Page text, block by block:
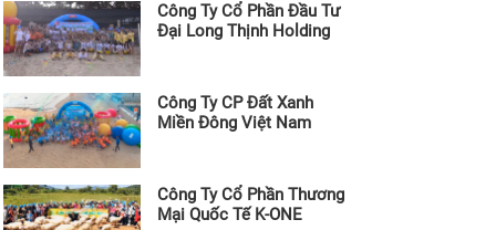
Công Ty Cổ Phần Đầu Tư
Đại Long Thịnh Holding
Công Ty CP Đất Xanh
Miền Đông Việt Nam
Công Ty Cổ Phần Thương
Mại Quốc Tế K-ONE